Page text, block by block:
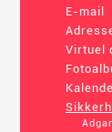
E-mail
Virtuel